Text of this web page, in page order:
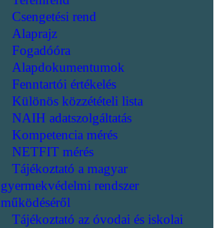
Csengetési rend
Alaprajz
Fogadóóra
Alapdokumentumok
Fenntartói értékelés
Különös közzétételi lista
NAIH adatszolgáltatás
Kompetencia mérés
NETFIT mérés
Tájékoztató a magyar
gyermekvédelmi rendszer
működéséről
Tájékoztató az óvodai és iskolai